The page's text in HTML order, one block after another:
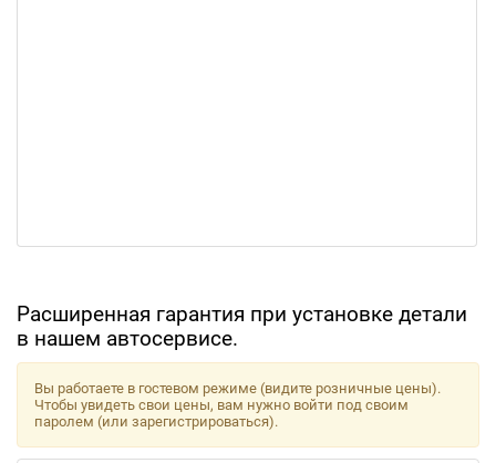
Расширенная гарантия при установке детали
в нашем автосервисе.
Вы работаете в гостевом режиме (видите розничные цены).
Чтобы увидеть свои цены, вам нужно войти под своим
паролем (или зарегистрироваться).